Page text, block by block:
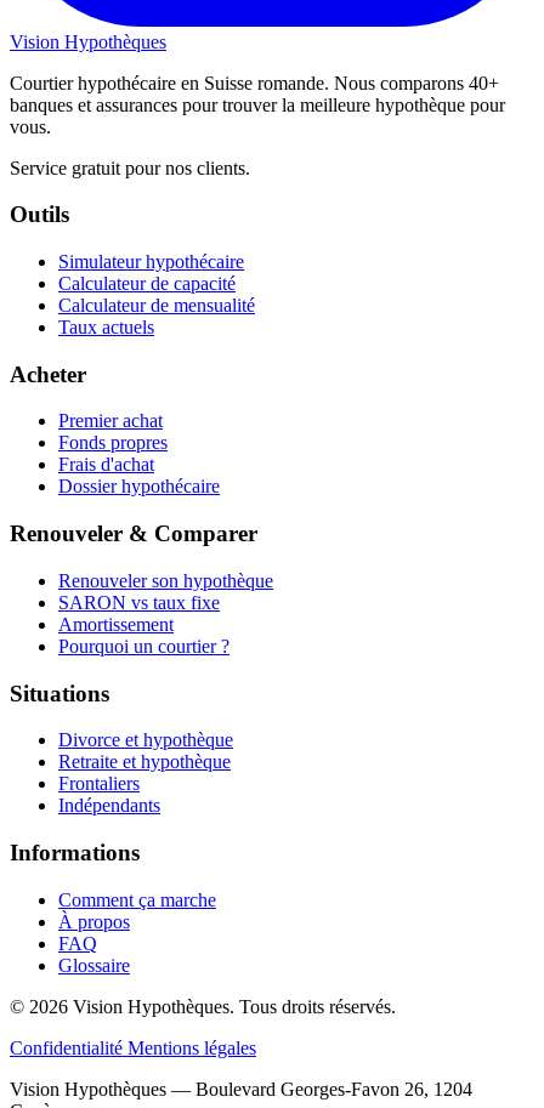
Vision Hypothèques
Courtier hypothécaire en Suisse romande. Nous comparons 40+
banques et assurances pour trouver la meilleure hypothèque pour
vous.
Service gratuit pour nos clients.
Outils
Simulateur hypothécaire
Calculateur de capacité
Calculateur de mensualité
Taux actuels
Acheter
Premier achat
Fonds propres
Frais d'achat
Dossier hypothécaire
Renouveler & Comparer
Renouveler son hypothèque
SARON vs taux fixe
Amortissement
Pourquoi un courtier ?
Situations
Divorce et hypothèque
Retraite et hypothèque
Frontaliers
Indépendants
Informations
Comment ça marche
À propos
FAQ
Glossaire
© 2026 Vision Hypothèques. Tous droits réservés.
Confidentialité Mentions légales
Vision Hypothèques — Boulevard Georges-Favon 26, 1204